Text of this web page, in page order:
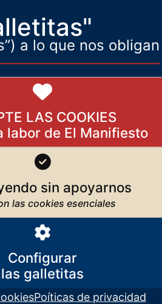
a lo que nos obligan
LAS COOKIES
sin apoyarnos
Configurar
Poíticas de privacidad